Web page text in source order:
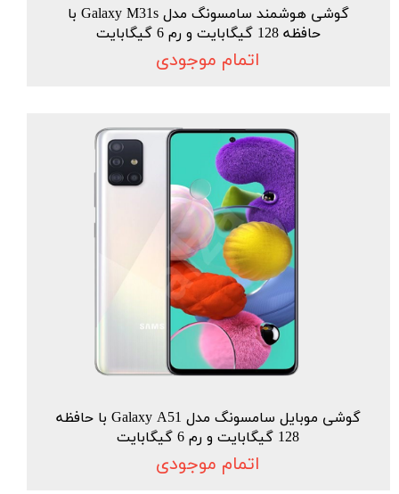
گوشی هوشمند سامسونگ مدل Galaxy M31s با
حافظه 128 گیگابایت و رم 6 گیگابایت
اتمام موجودی
گوشی موبایل سامسونگ مدل Galaxy A51 با حافظه
128 گیگابایت و رم 6 گیگابایت
اتمام موجودی